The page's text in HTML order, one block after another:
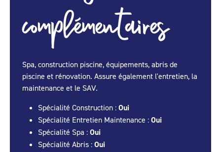
complémentaires
Spa, construction piscine, équipements, abris de
piscine et rénovation. Assure également l'entretien, la
maintenance et le SAV.
Spécialité Construction : Oui
Spécialité Entretien Maintenance : Oui
Spécialité Spa : Oui
Spécialité Abris : Oui